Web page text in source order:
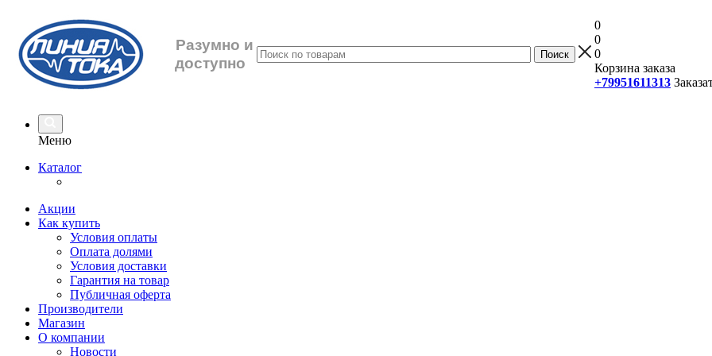
Разумно и
доступно
0
0
0
Корзина заказа
+79951611313
Меню
Каталог
Акции
Как купить
Условия оплаты
Оплата долями
Условия доставки
Гарантия на товар
Публичная оферта
Производители
Магазин
О компании
Новости